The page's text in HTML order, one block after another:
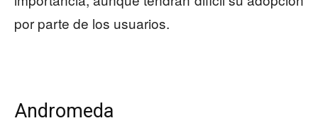
por parte de los usuarios.
Andromeda